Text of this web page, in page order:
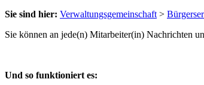
Sie sind hier: Verwaltungsgemeinschaft >
Sie können an jede(n) Mitarbeiter(in) Nachrichten
Und so funktioniert es: